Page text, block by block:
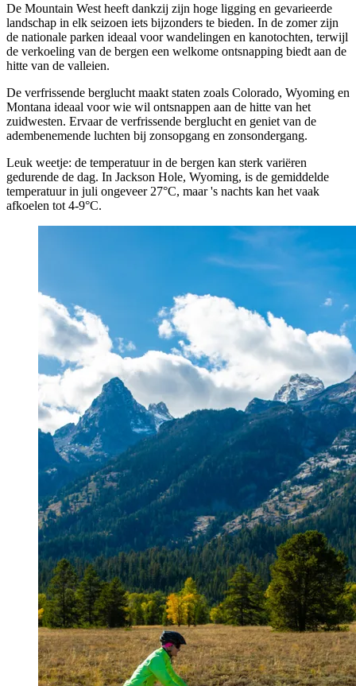
De Mountain West heeft dankzij zijn hoge ligging en gevarieerde
landschap in elk seizoen iets bijzonders te bieden. In de zomer zijn
de nationale parken ideaal voor wandelingen en kanotochten, terwijl
de verkoeling van de bergen een welkome ontsnapping biedt aan de
hitte van de valleien.
De verfrissende berglucht maakt staten zoals Colorado, Wyoming en
Montana ideaal voor wie wil ontsnappen aan de hitte van het
zuidwesten. Ervaar de verfrissende berglucht en geniet van de
adembenemende luchten bij zonsopgang en zonsondergang.
Leuk weetje: de temperatuur in de bergen kan sterk variëren
gedurende de dag. In Jackson Hole, Wyoming, is de gemiddelde
temperatuur in juli ongeveer 27°C, maar 's nachts kan het vaak
afkoelen tot 4-9°C.